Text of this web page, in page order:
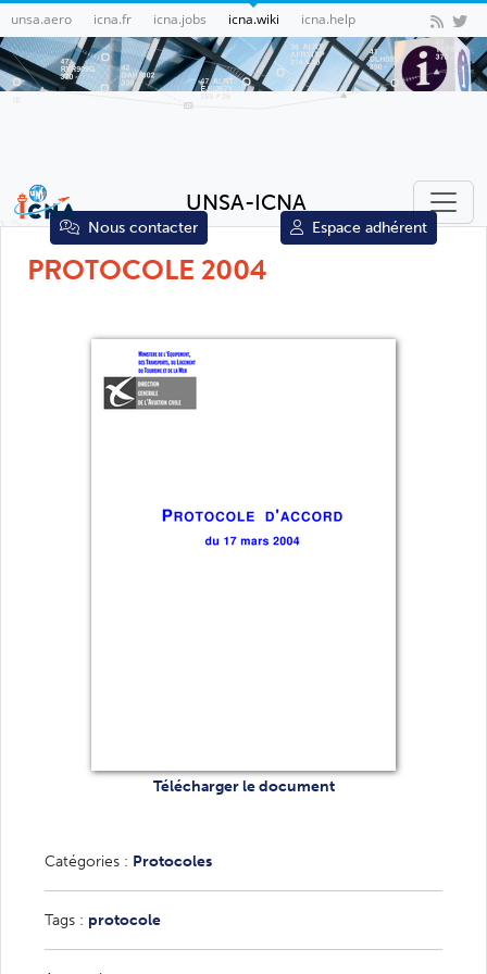
unsa.aero icna.fr icna.jobs icna.wiki icna.help
Nous contacter Espace adhérent
UNSA-ICNA
PROTOCOLE 2004
Télécharger le document
Catégories : Protocoles
Tags : protocole